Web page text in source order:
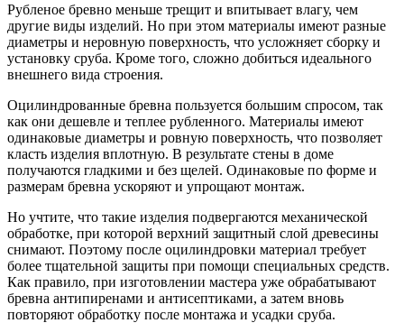
Рубленое бревно меньше трещит и впитывает влагу, чем
другие виды изделий. Но при этом материалы имеют разные
диаметры и неровную поверхность, что усложняет сборку и
установку сруба. Кроме того, сложно добиться идеального
внешнего вида строения.
Оцилиндрованные бревна пользуется большим спросом, так
как они дешевле и теплее рубленного. Материалы имеют
одинаковые диаметры и ровную поверхность, что позволяет
класть изделия вплотную. В результате стены в доме
получаются гладкими и без щелей. Одинаковые по форме и
размерам бревна ускоряют и упрощают монтаж.
Но учтите, что такие изделия подвергаются механической
обработке, при которой верхний защитный слой древесины
снимают. Поэтому после оцилиндровки материал требует
более тщательной защиты при помощи специальных средств.
Как правило, при изготовлении мастера уже обрабатывают
бревна антипиренами и антисептиками, а затем вновь
повторяют обработку после монтажа и усадки сруба.